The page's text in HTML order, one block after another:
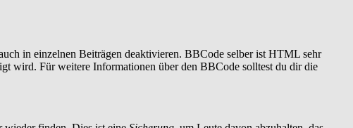
in einzelnen Beiträgen deaktivieren. BBCode selber ist HTML sehr
wird. Für weitere Informationen über den BBCode solltest du dir die